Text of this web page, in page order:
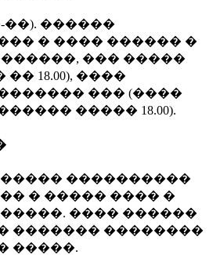
������
� ���� ������ �
�������, ��� �����
18.00), ����
��� (����
����� 18.00).
����������
� ����� ���� �
���� ������
������� ��������
�����.